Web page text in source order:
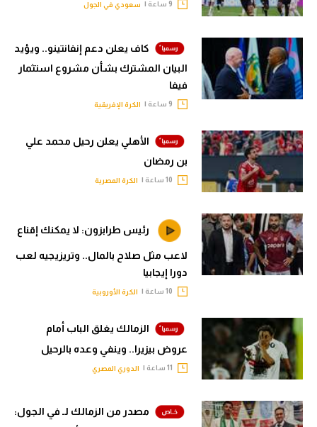
سعودي في الجول
كاف يعلن دعم إنفانتينو.. ويؤيد
البيان المشترك بشأن مشروع استثمار
فيفا
الكرة الإفريقية
الأهلي يعلن رحيل محمد علي
بن رمضان
الكرة المصرية
رئيس طرابزون: لا يمكنك إقناع
لاعب مثل صلاح بالمال.. وتريزيجيه لعب
دورا إيجابيا
الكرة الأوروبية
الزمالك يغلق الباب أمام
عروض بيزيرا.. وينفي وعده بالرحيل
الدوري المصري
مصدر من الزمالك لـ في الجول: